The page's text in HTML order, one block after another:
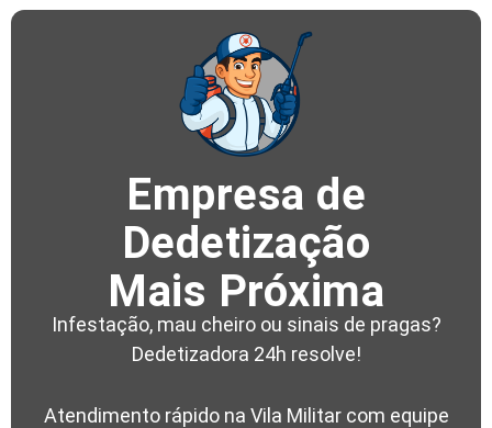
Empresa de
Dedetização
Mais Próxima
Infestação, mau cheiro ou sinais de pragas?
Dedetizadora 24h resolve!
Atendimento rápido na Vila Militar com equipe